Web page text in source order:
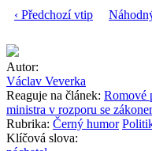
‹ Předchozí vtip
Autor:
Václav Veverka
Reaguje na článek: Romové
ministra v rozporu se
Rubrika: Černý humor
Klíčová slova: